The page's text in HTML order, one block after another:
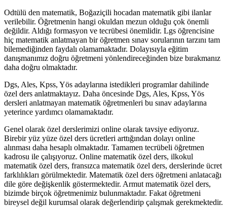
Odtülü den matematik, Boğaziçili hocadan matematik gibi ilanlar
verilebilir. Öğretmenin hangi okuldan mezun olduğu çok önemli
değildir. Aldığı formasyon ve tecrübesi önemlidir. Lgs öğrencisine
hiç matematik anlatmayan bir öğretmen sınav sorularının tarzını tam
bilemediğinden faydalı olamamaktadır. Dolayısıyla eğitim
danışmanımız doğru öğretmeni yönlendireceğinden bize bırakmanız
daha doğru olmaktadır.
Dgs, Ales, Kpss, Yös adaylarına istedikleri programlar dahilinde
özel ders anlatmaktayız. Daha öncesinde Dgs, Ales, Kpss, Yös
dersleri anlatmayan matematik öğretmenleri bu sınav adaylarına
yeterince yardımcı olamamaktadır.
Genel olarak özel derslerimizi online olarak tavsiye ediyoruz.
Birebir yüz yüze özel ders ücretleri arttığından dolayı online
alınması daha hesaplı olmaktadır. Tamamen tecrübeli öğretmen
kadrosu ile çalışıyoruz. Online matematik özel ders, ilkokul
matematik özel ders, fransızca matematik özel ders, derslerinde ücret
farklılıkları görülmektedir. Matematik özel ders öğretmeni anlatacağı
dile göre değişkenlik göstermektedir. Armut matematik özel ders,
bizimde birçok öğretmenimiz bulunmaktadır. Fakat öğretmeni
bireysel değil kurumsal olarak değerlendirip çalışmak gerekmektedir.